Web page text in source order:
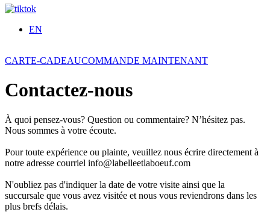
EN
CARTE-CADEAUCOMMANDE MAINTENANT
Contactez-nous
À quoi pensez-vous? Question ou commentaire? N’hésitez pas.
Nous sommes à votre écoute.
Pour toute expérience ou plainte, veuillez nous écrire directement à
notre adresse courriel info@labelleetlaboeuf.com
N'oubliez pas d'indiquer la date de votre visite ainsi que la
succursale que vous avez visitée et nous vous reviendrons dans les
plus brefs délais.